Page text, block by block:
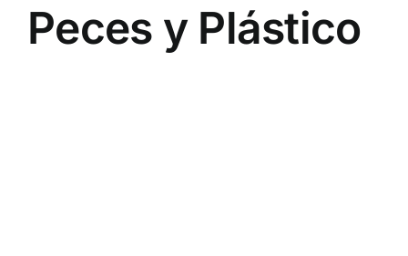
Peces y Plástico